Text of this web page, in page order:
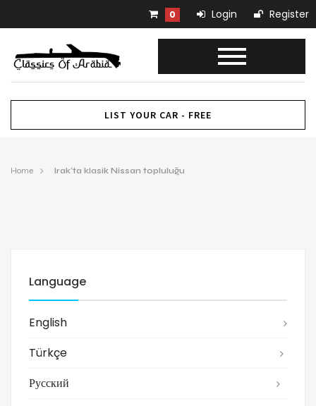
0 Login Register
LIST YOUR CAR - FREE
Home Irak’ta klasik Nissan topluluğu
Language
English
Türkçe
Русский